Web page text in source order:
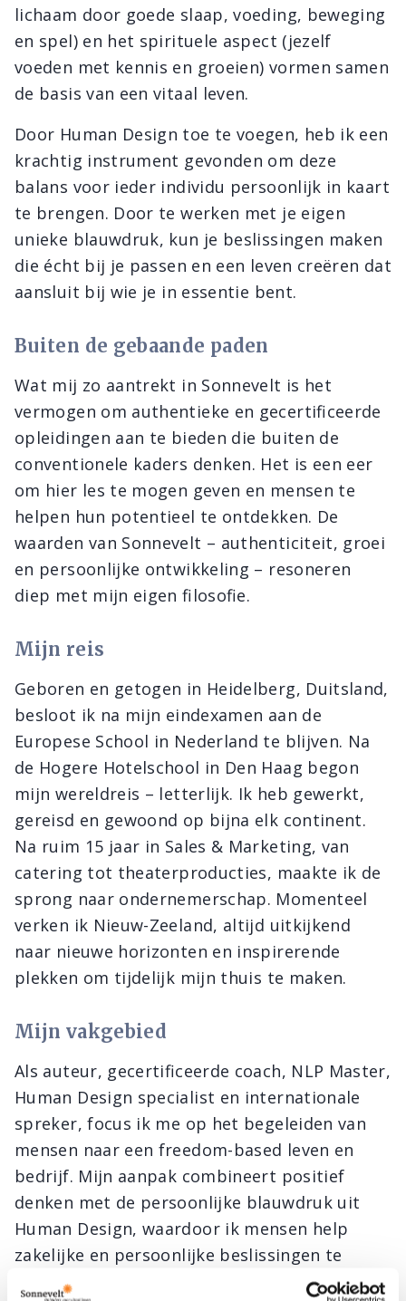
lichaam door goede slaap, voeding, beweging
en spel) en het spirituele aspect (jezelf
voeden met kennis en groeien) vormen samen
de basis van een vitaal leven.
Door Human Design toe te voegen, heb ik een
krachtig instrument gevonden om deze
balans voor ieder individu persoonlijk in kaart
te brengen. Door te werken met je eigen
unieke blauwdruk, kun je beslissingen maken
die écht bij je passen en een leven creëren dat
aansluit bij wie je in essentie bent.
Buiten de gebaande paden
Wat mij zo aantrekt in Sonnevelt is het
vermogen om authentieke en gecertificeerde
opleidingen aan te bieden die buiten de
conventionele kaders denken. Het is een eer
om hier les te mogen geven en mensen te
helpen hun potentieel te ontdekken. De
waarden van Sonnevelt – authenticiteit, groei
en persoonlijke ontwikkeling – resoneren
diep met mijn eigen filosofie.
Mijn reis
Geboren en getogen in Heidelberg, Duitsland,
besloot ik na mijn eindexamen aan de
Europese School in Nederland te blijven. Na
de Hogere Hotelschool in Den Haag begon
mijn wereldreis – letterlijk. Ik heb gewerkt,
gereisd en gewoond op bijna elk continent.
Na ruim 15 jaar in Sales & Marketing, van
catering tot theaterproducties, maakte ik de
sprong naar ondernemerschap. Momenteel
verken ik Nieuw-Zeeland, altijd uitkijkend
naar nieuwe horizonten en inspirerende
plekken om tijdelijk mijn thuis te maken.
Mijn vakgebied
Als auteur, gecertificeerde coach, NLP Master,
Human Design specialist en internationale
spreker, focus ik me op het begeleiden van
mensen naar een freedom-based leven en
bedrijf. Mijn aanpak combineert positief
denken met de persoonlijke blauwdruk uit
Human Design, waardoor ik mensen help
zakelijke en persoonlijke beslissingen te
maken die écht bij hen passen.